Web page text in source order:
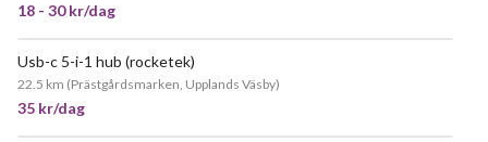
18 - 30 kr/dag
Usb-c 5-i-1 hub (rocketek)
22.5 km (Prästgårdsmarken, Upplands Väsby)
35 kr/dag